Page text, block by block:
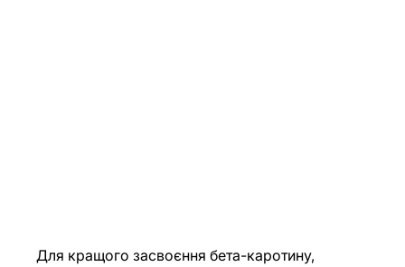
Для кращого засвоєння бета-каротину,